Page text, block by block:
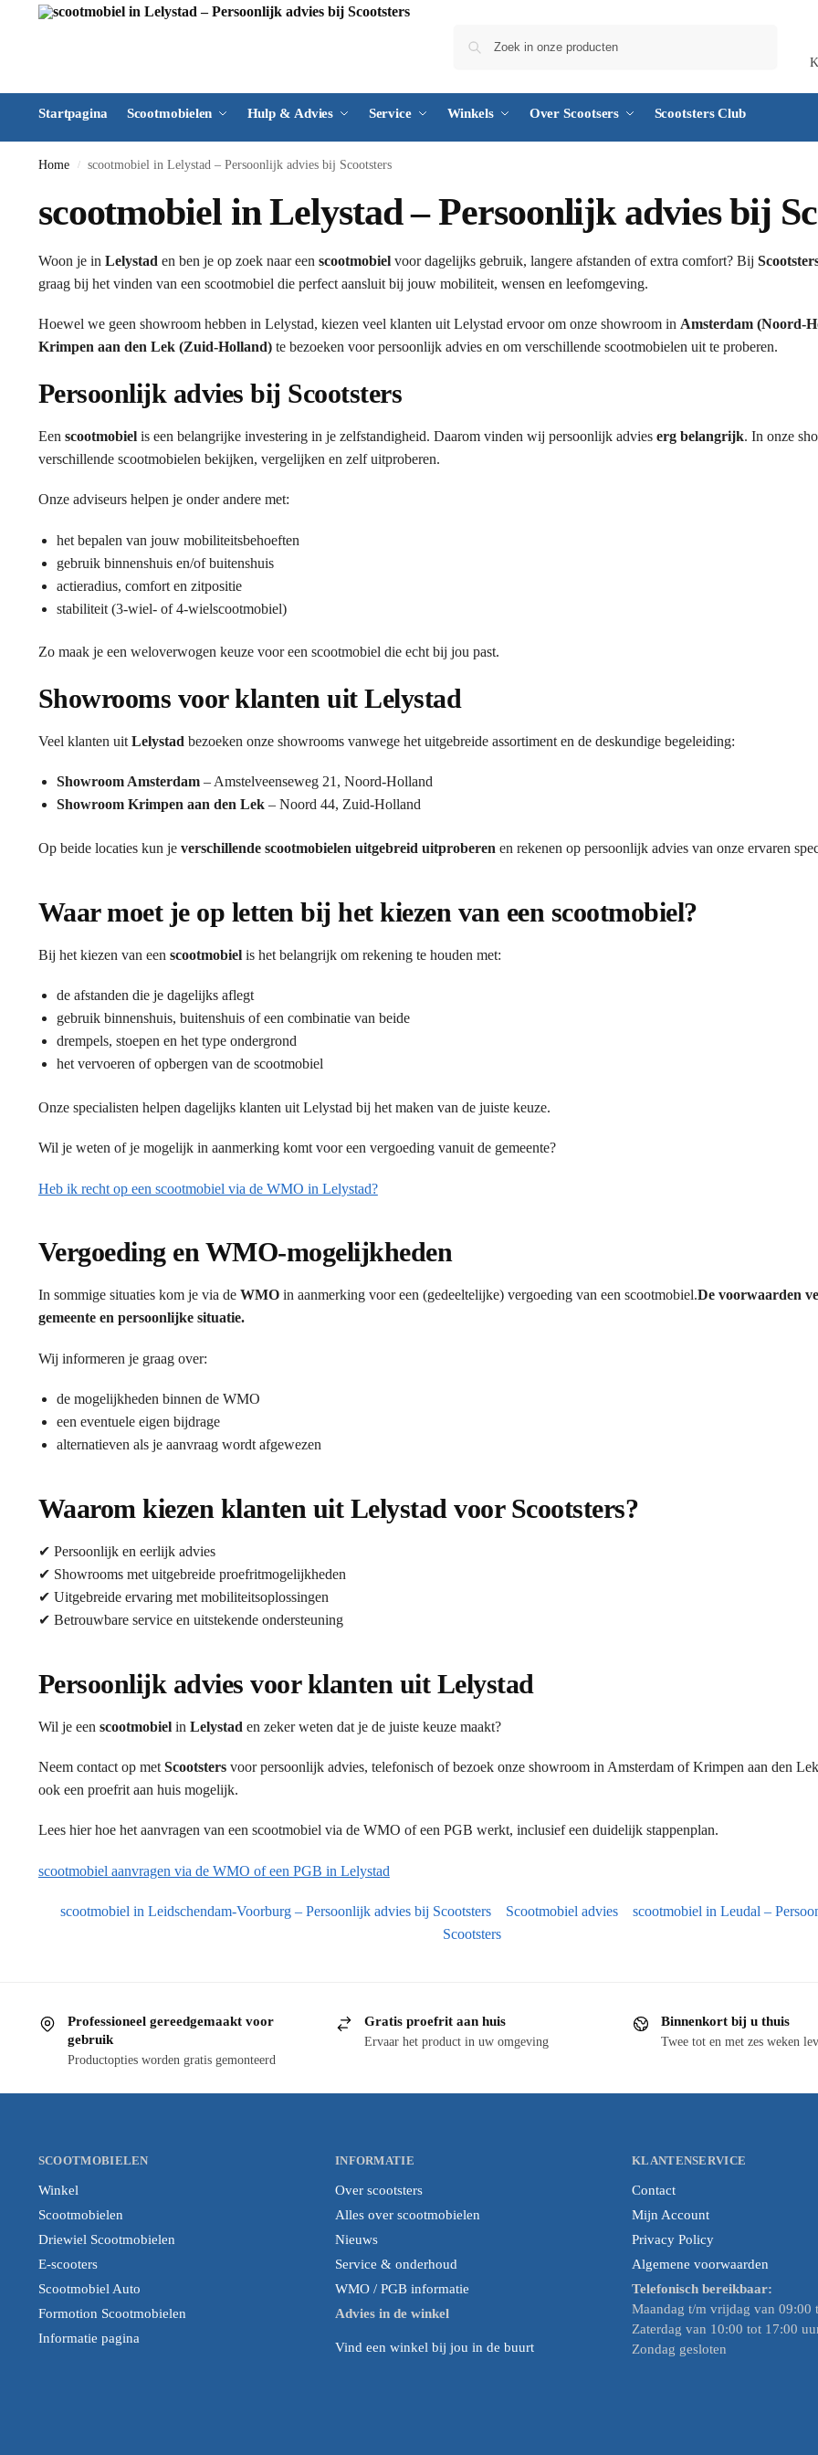
Startpagina Scootmobielen Hulp & Advies Service Winkels Over Scootsers Scootsters Club
Home / scootmobiel in Lelystad – Persoonlijk advies bij Scootsters
scootmobiel in Lelystad – Persoonlijk advies bij
Woon je in Lelystad en ben je op zoek naar een scootmobielvoor dagelijks gebruik, langere afstanden of extra comfort? Bij
graag bij het vinden van een scootmobiel die perfect aansluit bij jouw mobiliteit, wensen en leefomgeving.
Hoewel we geen showroom hebben in Lelystad, kiezen veel klanten uit Lelystad ervoor om onze showroom in Amsterdam (Noord-
Krimpen aan den Lek (Zuid-Holland)te bezoeken voor persoonlijk advies en om verschillende scootmobielen uit te proberen.
Persoonlijk advies bij Scootsters
Een scootmobielis een belangrijke investering in je zelfstandigheid. Daarom vinden wij persoonlijk advies erg belangrijk. In onze
verschillende scootmobielen bekijken, vergelijken en zelf uitproberen.
Onze adviseurs helpen je onder andere met:
het bepalen van jouw mobiliteitsbehoeften
gebruik binnenshuis en/of buitenshuis
actieradius, comfort en zitpositie
stabiliteit (3-wiel- of 4-wielscootmobiel)
Zo maak je een weloverwogen keuze voor een scootmobiel die echt bij jou past.
Showrooms voor klanten uit Lelystad
Veel klanten uit Lelystad bezoeken onze showrooms vanwege het uitgebreide assortiment en de deskundige begeleiding:
Showroom Amsterdam– Amstelveenseweg 21, Noord-Holland
Showroom Krimpen aan den Lek– Noord 44, Zuid-Holland
Op beide locaties kun je verschillende scootmobielen uitgebreid uitproberen en rekenen op persoonlijk advies van onze ervaren
Waar moet je op letten bij het kiezen van een scootmobiel?
Bij het kiezen van een scootmobielis het belangrijk om rekening te houden met:
de afstanden die je dagelijks aflegt
gebruik binnenshuis, buitenshuis of een combinatie van beide
drempels, stoepen en het type ondergrond
het vervoeren of opbergen van de scootmobiel
Onze specialisten helpen dagelijks klanten uit Lelystad bij het maken van de juiste keuze.
Wil je weten of je mogelijk in aanmerking komt voor een vergoeding vanuit de gemeente?
Heb ik recht op een scootmobiel via de WMO in Lelystad?
Vergoeding en WMO-mogelijkheden
In sommige situaties kom je via de WMOin aanmerking voor een (gedeeltelijke) vergoeding van een scootmobiel.De voorwaarden
gemeente en persoonlijke situatie.
Wij informeren je graag over:
de mogelijkheden binnen de WMO
een eventuele eigen bijdrage
alternatieven als je aanvraag wordt afgewezen
Waarom kiezen klanten uit Lelystad voor Scootsters?
✔ Persoonlijk en eerlijk advies
✔ Showrooms met uitgebreide proefritmogelijkheden
✔ Uitgebreide ervaring met mobiliteitsoplossingen
✔ Betrouwbare service en uitstekende ondersteuning
Persoonlijk advies voor klanten uit Lelystad
Wil je een scootmobielin Lelystad en zeker weten dat je de juiste keuze maakt?
Neem contact op met Scootstersvoor persoonlijk advies, telefonisch of bezoek onze showroom in Amsterdam of Krimpen aan den
ook een proefrit aan huis mogelijk.
Lees hier hoe het aanvragen van een scootmobiel via de WMO of een PGB werkt, inclusief een duidelijk stappenplan.
scootmobiel aanvragen via de WMO of een PGB in Lelystad
scootmobiel in Leidschendam-Voorburg – Persoonlijk advies bij Scootsters Scootmobiel advies
scootmobiel in Leudal –
Scootsters
Professioneel gereedgemaakt voor
gebruik
Productopties worden gratis gemonteerd
Gratis proefrit aan huis
Ervaar het product in uw omgeving
Binnenkort bij u thuis
Twee tot en met zes weken
SCOOTMOBIELEN
Winkel
Scootmobielen
Driewiel Scootmobielen
E-scooters
Scootmobiel Auto
Formotion Scootmobielen
Informatie pagina
INFORMATIE
Over scootsters
Alles over scootmobielen
Nieuws
Service & onderhoud
WMO / PGB informatie
Advies in de winkel
Vind een winkel bij jou in de buurt
KLANTENSERVICE
Contact
Mijn Account
Privacy Policy
Algemene voorwaarden
Telefonisch bereikbaar:
Maandag t/m vrijdag van 09:00
Zaterdag van 10:00 tot 17:00
Zondag gesloten